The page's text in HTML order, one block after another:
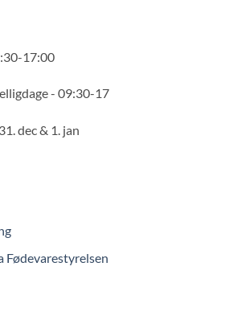
17:00
- 09:30-17
dec & 1. jan